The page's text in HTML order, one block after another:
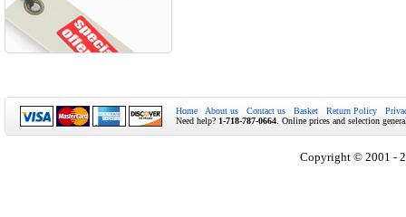
Home About us Contact us Basket Return Policy
Need help? 1-718-787-0664 . Online prices and selection
Copyright © 2001 -